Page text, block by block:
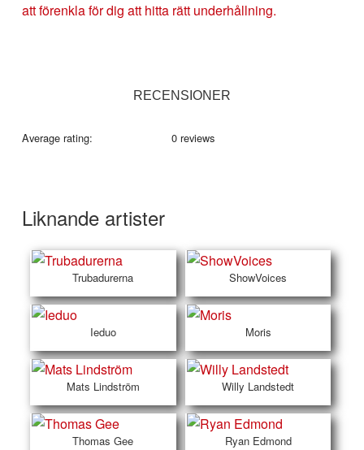
att förenkla för dig att hitta rätt underhållning.
RECENSIONER
Average rating: 0 reviews
Liknande artister
Trubadurerna ShowVoices
Ieduo Moris
Mats Lindström Willy Landstedt
Thomas Gee Ryan Edmond